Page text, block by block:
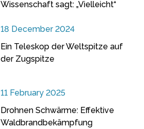
Wissenschaft sagt: „Vielleicht“
18 December 2024
Ein Teleskop der Weltspitze auf
der Zugspitze
11 February 2025
Drohnen Schwärme: Effektive
Waldbrandbekämpfung